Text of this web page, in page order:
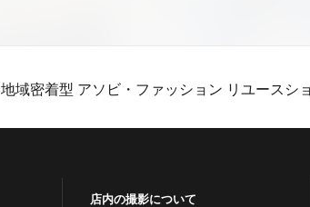
地域密着型 アソビ・ファッション リユースシ
店内の撮影について